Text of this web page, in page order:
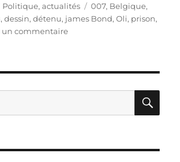
Catégories
Politique, actualités Étiquettes
007, Belgique,
,dessin,détenu, james Bond,Oli, prison,
un commentairesur